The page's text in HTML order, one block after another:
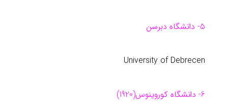
5- دانشگاه دبرسن
University of Debrecen
6- دانشگاه كوروینوس(1920)